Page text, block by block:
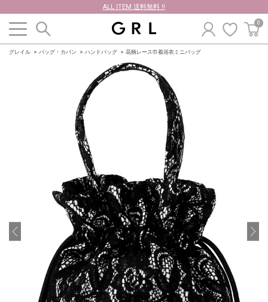
ALL ITEM 送料無料 !!
0
グレイル バッグ・カバン ハンドバッグ 花柄レース巾着浴衣ミニバッグ